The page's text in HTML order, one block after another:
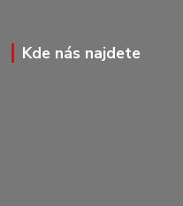
Kde nás najdete